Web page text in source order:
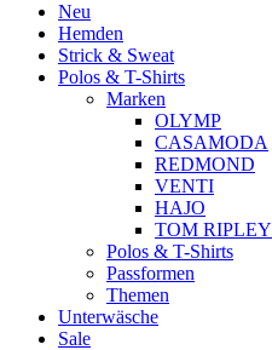
Neu
Hemden
Strick & Sweat
Polos & T-Shirts
Marken
OLYMP
CASAMODA
REDMOND
VENTI
HAJO
TOM RIPLEY
Polos & T-Shirts
Passformen
Themen
Unterwäsche
Sale